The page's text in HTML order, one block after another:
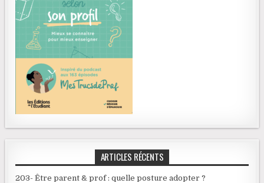
ARTICLES RÉCENTS
203- Être parent & prof : quelle posture adopter ?